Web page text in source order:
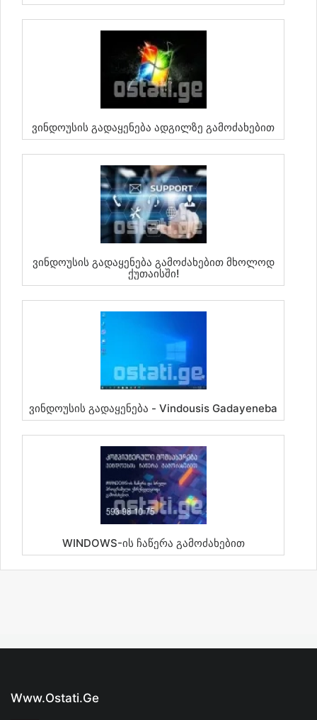
Ვინდოუსის Გადაყენება Ადგილზე Გამოძახებით
Ვინდოუსის Გადაყენება Გამოძახებით Მხოლოდ
Ქუთაისში!
Ვინდოუსის Გადაყენება - Vindousis Gadayeneba
WINDOWS-Ის Ჩაწერა Გამოძახებით
Www.ostati.ge